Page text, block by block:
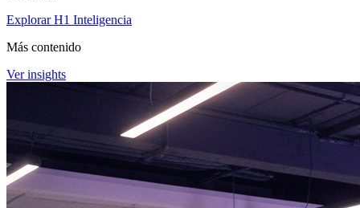
Explorar H1 Inteligencia
Más contenido
Ver insights